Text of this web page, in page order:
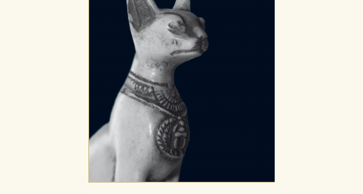
nuestro sistema. Es posible hacerlo desde el
navegador, pero en ese caso es posible que algunas
áreas de nuestra web dejen de funcionar
Cookies de rendimiento y analíticas
Estas cookies se utilizan para mejorar su experiencia
de navegación y optimizar el funcionamiento de
nuestro sitio web. Almacenan configuraciones de
servicios para que no tenga que reconfigurarlos cada
vez que nos visita. La información es agregada y, por lo
tanto, es anónima.
Cookies de publicidad y redes sociales